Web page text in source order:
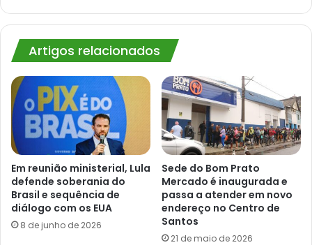
SP;
Artigos relacionados
Em reunião ministerial, Lula
defende soberania do
Brasil e sequência de
diálogo com os EUA
8 de junho de 2026
Sede do Bom Prato
Mercado é inaugurada e
passa a atender em novo
endereço no Centro de
Santos
21 de maio de 2026